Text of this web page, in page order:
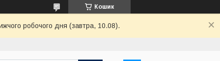
Кошик
робочого дня (завтра, 10.08).